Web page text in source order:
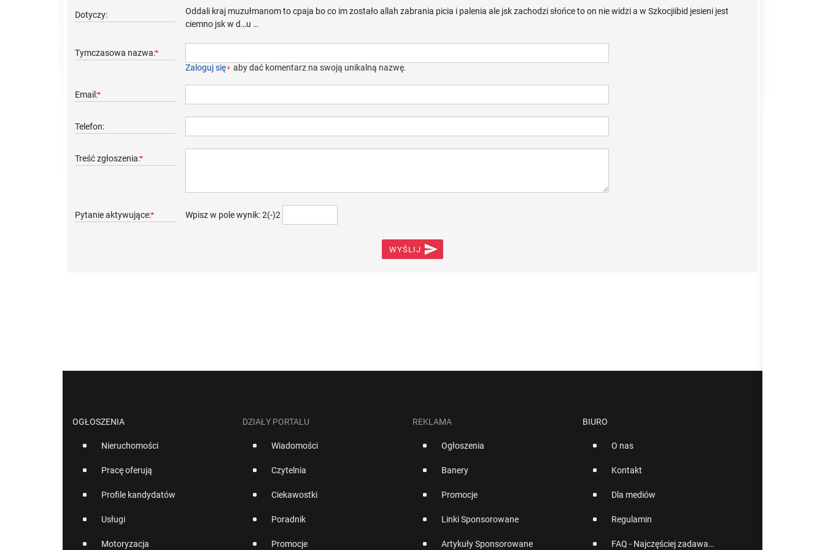
Dotyczy:
Oddali kraj muzułmanom to cpaja bo co im zostało allah zabrania picia i palenia ale jsk zachodzi słońce to on nie widzi a w Szkocjiibid jesieni jest
ciemno jsk w d…u …
Tymczasowa nazwa:*
Zaloguj się› aby dać komentarz na swoją unikalną nazwę.
Email:*
Telefon:
Treść zgłoszenia:*
Pytanie aktywujące:* Wpisz w pole wynik: 2(-)2
WYŚLIJ 
OGŁOSZENIA
Nieruchomości
Pracę oferują
Profile kandydatów
Usługi
Motoryzacja
DZIAŁY PORTALU
Wiadomości
Czytelnia
Ciekawostki
Poradnik
Promocje
REKLAMA
Ogłoszenia
Banery
Promocje
Linki Sponsorowane
Artykuły Sponsorowane
BIURO
O nas
Kontakt
Dla mediów
Regulamin
FAQ - Najczęściej zadawane pytania